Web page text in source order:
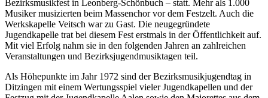
Bezirksmusikfest in Leonberg-Schönbuch – statt. Mehr als 1.000
Musiker musizierten beim Massenchor vor dem Festzelt. Auch die
Werkskapelle Veitsch war zu Gast. Die neugegründete
Jugendkapelle trat bei diesem Fest erstmals in der Öffentlichkeit auf.
Mit viel Erfolg nahm sie in den folgenden Jahren an zahlreichen
Veranstaltungen und Bezirksjugendmusiktagen teil.
Als Höhepunkte im Jahr 1972 sind der Bezirksmusikjugendtag in
Ditzingen mit einem Wertungsspiel vieler Jugendkapellen und der